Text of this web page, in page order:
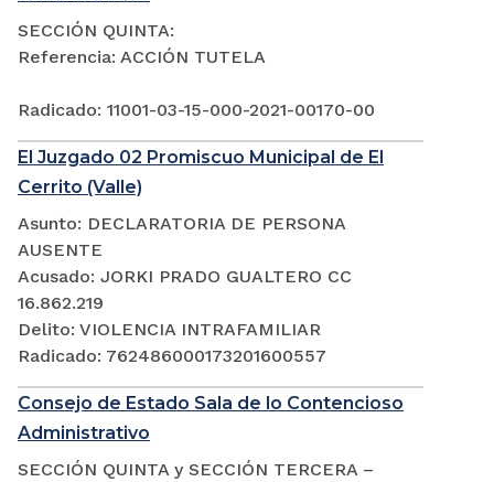
SECCIÓN QUINTA:
Referencia: ACCIÓN TUTELA
Radicado: 11001-03-15-000-2021-00170-00
El Juzgado 02 Promiscuo Municipal de El
Cerrito (Valle)
Asunto: DECLARATORIA DE PERSONA
AUSENTE
Acusado: JORKI PRADO GUALTERO CC
16.862.219
Delito: VIOLENCIA INTRAFAMILIAR
Radicado: 762486000173201600557
Consejo de Estado Sala de lo Contencioso
Administrativo
SECCIÓN QUINTA y SECCIÓN TERCERA –